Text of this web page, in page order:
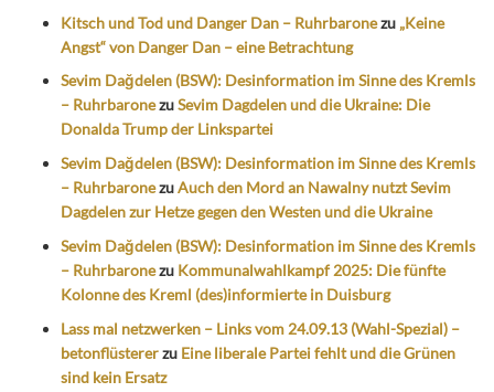
Kitsch und Tod und Danger Dan – Ruhrbaronezu „Keine
Angst“ von Danger Dan – eine Betrachtung
Sevim Dağdelen (BSW): Desinformation im Sinne des Kremls
– RuhrbaronezuSevim Dagdelen und die Ukraine: Die
Donalda Trump der Linkspartei
Sevim Dağdelen (BSW): Desinformation im Sinne des Kremls
– RuhrbaronezuAuch den Mord an Nawalny nutzt Sevim
Dagdelen zur Hetze gegen den Westen und die Ukraine
Sevim Dağdelen (BSW): Desinformation im Sinne des Kremls
– Ruhrbaronezu Kommunalwahlkampf 2025: Die fünfte
Kolonne des Kreml (des)informierte in Duisburg
Lass mal netzwerken – Links vom 24.09.13 (Wahl-Spezial) –
betonflüstererzu Eine liberale Partei fehlt und die Grünen
sind kein Ersatz